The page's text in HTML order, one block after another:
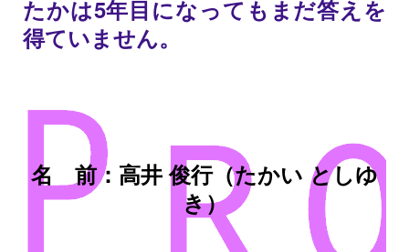
たかは5年目になってもまだ答えを
得ていません。
名 前：高井 俊行（たかい としゆ
き）